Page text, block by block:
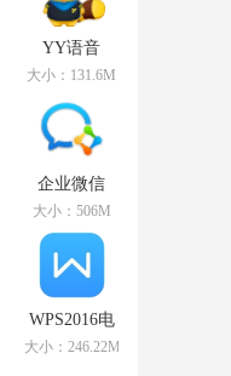
YY语音
v8.72.0.1官
大小：131.6M
企业微信
v3.1.15.3008
官方PC版
大小：506M
WPS2016电
脑版
v11.1.0.10314
大小：246.22MB